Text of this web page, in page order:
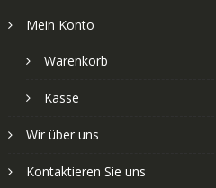
Mein Konto
Warenkorb
Kasse
Wir über uns
Kontaktieren Sie uns